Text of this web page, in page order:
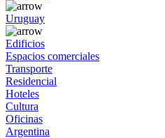
Uruguay
Edificios
Espacios comerciales
Transporte
Residencial
Hoteles
Cultura
Oficinas
Argentina